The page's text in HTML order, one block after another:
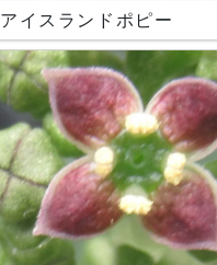
アイスランドポピー